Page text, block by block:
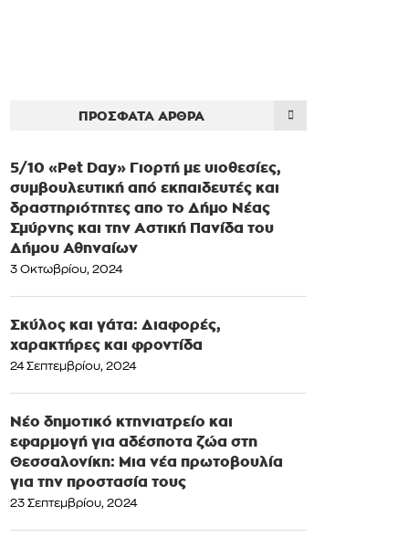
ΠΡΌΣΦΑΤΑ ΆΡΘΡΑ
5/10 «Pet Day» Γιορτή με υιοθεσίες,
συμβουλευτική από εκπαιδευτές και
δραστηριότητες απο το Δήμο Νέας
Σμύρνης και την Αστική Πανίδα του
Δήμου Αθηναίων
3 Οκτωβρίου, 2024
Σκύλος και γάτα: Διαφορές,
χαρακτήρες και φροντίδα
24 Σεπτεμβρίου, 2024
Νέο δημοτικό κτηνιατρείο και
εφαρμογή για αδέσποτα ζώα στη
Θεσσαλονίκη: Μια νέα πρωτοβουλία
για την προστασία τους
23 Σεπτεμβρίου, 2024